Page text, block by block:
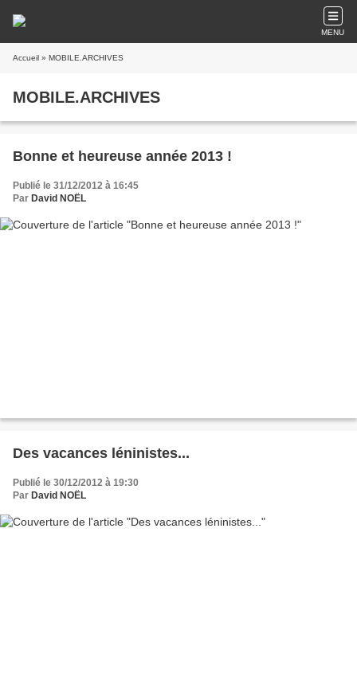
MENU
Accueil » MOBILE.ARCHIVES
MOBILE.ARCHIVES
Bonne et heureuse année 2013 !
Publié le 31/12/2012 à 16:45
Par David NOËL
Des vacances léninistes...
Publié le 30/12/2012 à 19:30
Par David NOËL